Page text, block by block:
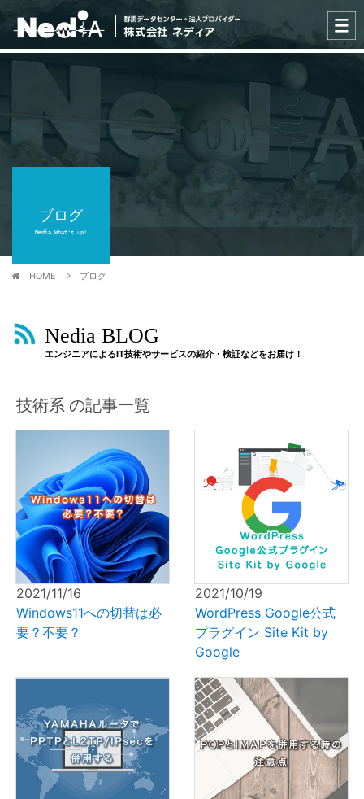
ブログ
Nedia What's up!
HOME ブログ
Nedia BLOG
エンジニアによるIT技術やサービスの紹介・検証などをお届け！
技術系 の記事一覧
2021/11/16
Windows11への切替は必
要？不要？
2021/10/19
WordPress Google公式
プラグイン Site Kit by
Google